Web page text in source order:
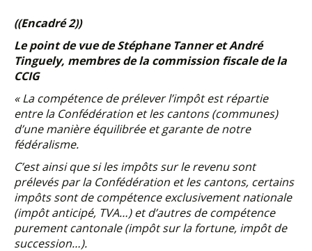
((Encadré 2))
Le point de vue de Stéphane Tanner et André
Tinguely, membres de la commission fiscale de la
CCIG
« La compétence de prélever l’impôt est répartie
entre la Confédération et les cantons (communes)
d’une manière équilibrée et garante de notre
fédéralisme.
C’est ainsi que si les impôts sur le revenu sont
prélevés par la Confédération et les cantons, certains
impôts sont de compétence exclusivement nationale
(impôt anticipé, TVA…) et d’autres de compétence
purement cantonale (impôt sur la fortune, impôt de
succession…).